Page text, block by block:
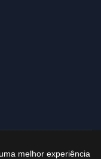
Gilar
melhor experiência